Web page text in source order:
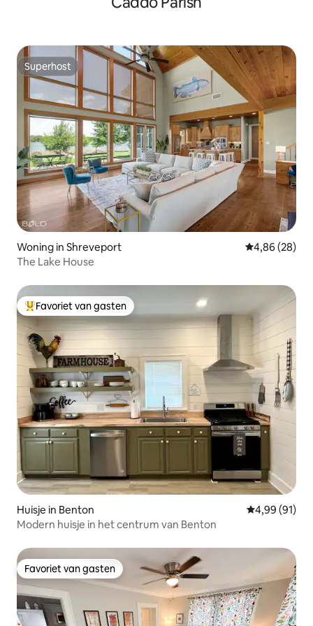
Superhost
Superhost
Woning in Shreveport Gemiddelde
4,86 (28)
The Lake House
Topfavoriet van gasten
Favoriet van gasten
Huisje in Benton Gemiddelde
4,99 (91)
Modern huisje in het centrum van Benton
Favoriet van gasten
Favoriet van gasten